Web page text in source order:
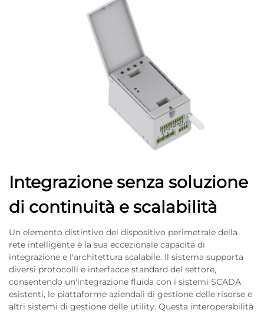
Integrazione senza soluzione
di continuità e scalabilità
Un elemento distintivo del dispositivo perimetrale della
rete intelligente è la sua eccezionale capacità di
integrazione e l'architettura scalabile. Il sistema supporta
diversi protocolli e interfacce standard del settore,
consentendo un'integrazione fluida con i sistemi SCADA
esistenti, le piattaforme aziendali di gestione delle risorse e
altri sistemi di gestione delle utility. Questa interoperabilità